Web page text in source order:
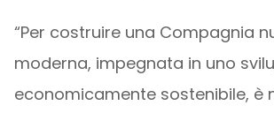
“Per costruire una Compagnia
moderna, impegnata in uno
economicamente sostenibile, è